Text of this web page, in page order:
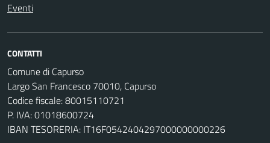
Eventi
CONTATTI
Comune di Capurso
Largo San Francesco 70010, Capurso
Codice fiscale: 80015110721
P. IVA: 01018600724
IBAN TESORERIA: IT16F0542404297000000000226